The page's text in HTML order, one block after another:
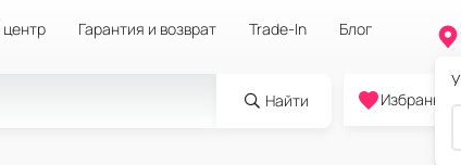
Гарантия и возврат Trade-In Блог
Найти Избранное